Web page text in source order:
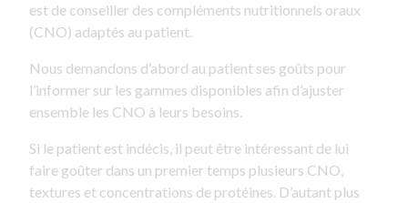
est de conseiller des compléments nutritionnels oraux
(CNO) adaptés au patient.
Nous demandons d’abord au patient ses goûts pour
l’informer sur les gammes disponibles afin d’ajuster
ensemble les CNO à leurs besoins.
Si le patient est indécis, il peut être intéressant de lui
faire goûter dans un premier temps plusieurs CNO,
textures et concentrations de protéines. D’autant plus